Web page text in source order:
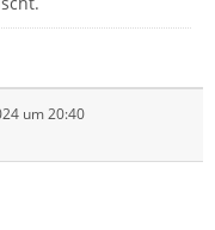
um 20:40